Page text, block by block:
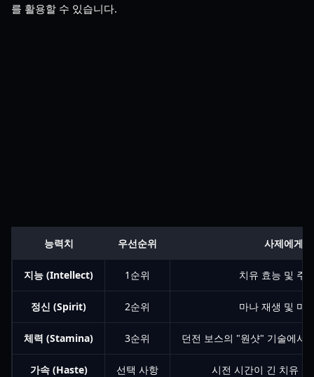
를 활용할 수 있습니다.
능력치 우선순위 사제에게
지능 (Intellect) 1순위 치유 효능 및 주
정신 (Spirit) 2순위 마나 재생 및 마
체력 (Stamina) 3순위 던전 보스의 "원샷" 기술에서
가속 (Haste) 선택 사항 시전 시간이 긴 치유